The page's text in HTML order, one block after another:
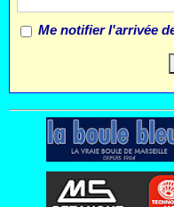
Me notifier l'arrivée